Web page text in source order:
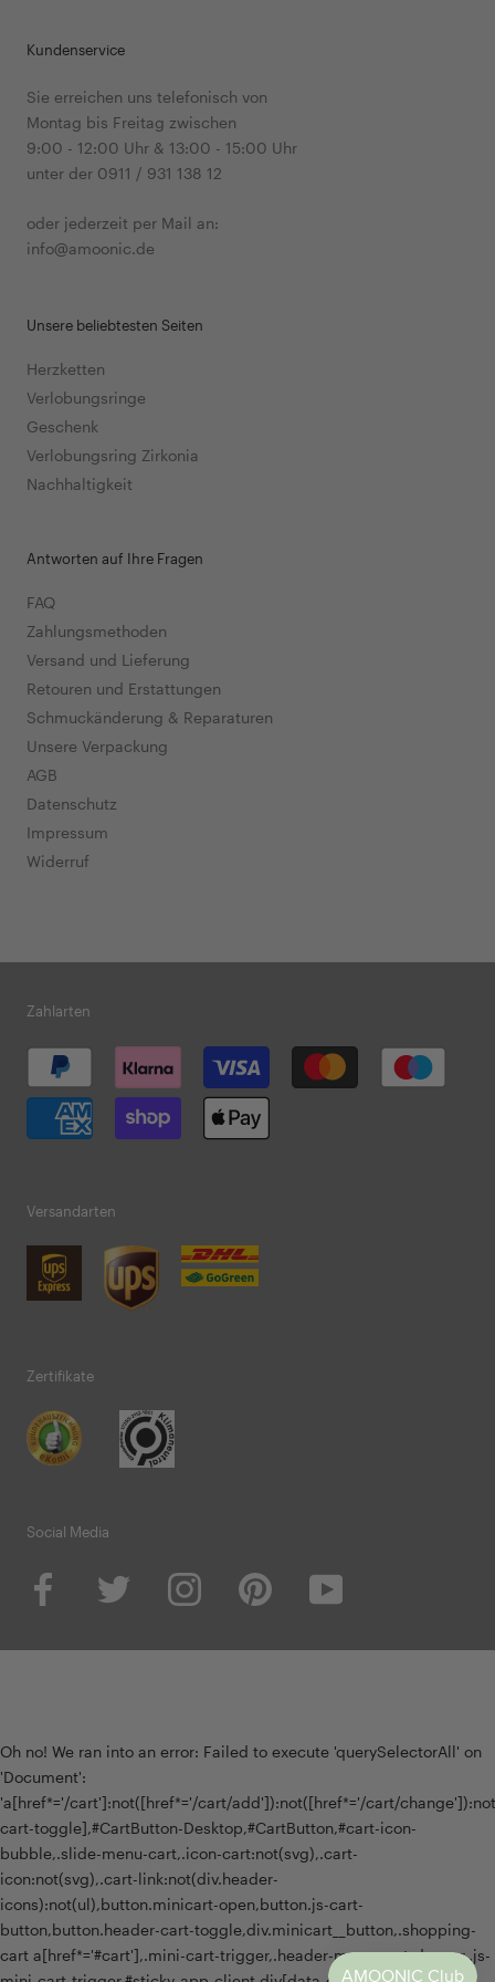
Kundenservice
Sie erreichen uns telefonisch von
Montag bis Freitag zwischen
9:00 - 12:00 Uhr & 13:00 - 15:00 Uhr
unter der 0911 / 931 138 12
oder jederzeit per Mail an:
info@amoonic.de
Unsere beliebtesten Seiten
Herzketten
Verlobungsringe
Geschenk
Verlobungsring Zirkonia
Nachhaltigkeit
Antworten auf Ihre Fragen
FAQ
Zahlungsmethoden
Versand und Lieferung
Retouren und Erstattungen
Schmuckänderung & Reparaturen
Unsere Verpackung
AGB
Datenschutz
Impressum
Widerruf
Zahlarten
Versandarten
Zertifikate
Social Media
Oh no! We ran into an error: Failed to execute 'querySelectorAll' on
'Document':
'a[href*='/cart']:not([href*='/cart/add']):not([href*='/cart/
cart-toggle],#CartButton-Desktop,#CartButton,#cart-icon-
bubble,.slide-menu-cart,.icon-cart:not(svg),.cart-
icon:not(svg),.cart-link:not(div.header-
icons):not(ul),button.minicart-open,button.js-cart-
button,button.header-cart-toggle,div.minicart__button,.shopping-
cart a[href*='#cart'],.mini-cart-trigger,.header-menu-cart-drawer,.js-